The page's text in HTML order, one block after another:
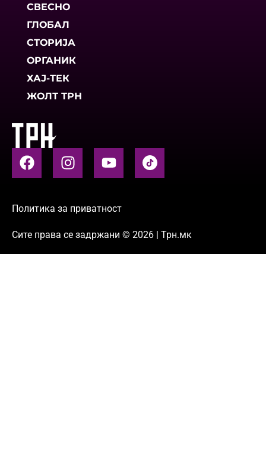
СВЕСНО
ГЛОБАЛ
СТОРИЈА
ОРГАНИК
ХАЈ-ТЕК
ЖОЛТ ТРН
Политика за приватност
Сите права се задржани © 2026 | Трн.мк